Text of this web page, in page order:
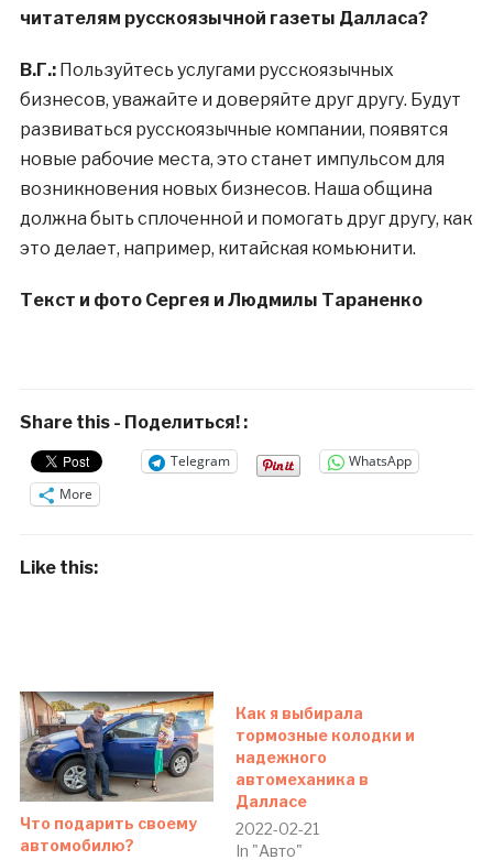
читателям русскоязычной газеты Далласа?
В.Г.:Пользуйтесь услугами русскоязычных
бизнесов, уважайте и доверяйте друг другу. Будут
развиваться русскоязычные компании, появятся
новые рабочие места, это станет импульсом для
возникновения новых бизнесов. Наша община
должна быть сплоченной и помогать друг другу, как
это делает, например, китайская комьюнити.
Текст и фото Сергея и Людмилы Тараненко
Share this - Поделиться! :
Telegram
WhatsApp
More
Like this:
Что подарить своему
автомобилю?
Как я выбирала
тормозные колодки и
надежного
автомеханика в
Далласе
2022-02-21
In "Авто"